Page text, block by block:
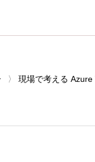
現場で考える